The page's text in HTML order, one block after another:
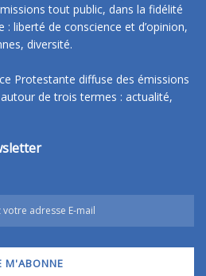
tout public, dans la fidélité
: liberté de conscience et d’opinion,
diversité.
Protestante diffuse des émissions
de trois termes : actualité,